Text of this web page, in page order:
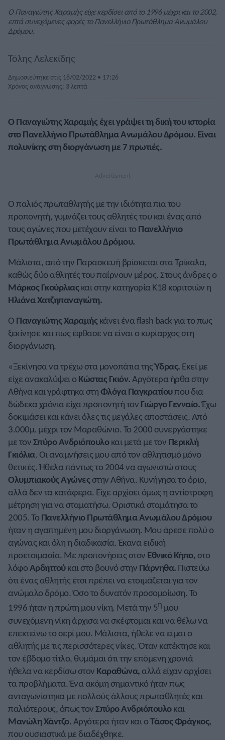
Ο Παναγιώτης Χαραμής είχε κερδίσει από το 1996 μέχρι και το 2002,
επτά συνεχόμενες φορές το Πανελλήνιο Πρωτάθλημα Ανωμάλου
Δρόμου.
Τόλης Λελεκίδης
Δημοσιεύτηκε στις 18/02/2022 • 17:26
Χρόνος ανάγνωσης: 3 λεπτά
Ο Παναγιώτης Χαραμής έχει γράψει τη δική του ιστορία
στο Πανελλήνιο Πρωτάθλημα Ανωμάλου Δρόμου. Είναι
πολυνίκης στη διοργάνωση με 7 πρωτιές.
Ο παλιός πρωταθλητής με την ιδιότητα πια του
προπονητή, γυμνάζει τους αθλητές του και ένας από
τους αγώνες που μετέχουν είναι το Πανελλήνιο
Πρωτάθλημα Ανωμάλου Δρόμου.
Μάλιστα, από την Παρασκευή βρίσκεται στα Τρίκαλα,
καθώς δύο αθλητές του παίρνουν μέρος. Στους άνδρες ο
Μάρκος Γκούρλιαςκαι στην κατηγορία Κ18 κοριτσιών η
Ηλιάνα Χατζηπαναγιώτη.
Ο Παναγιώτης Χαραμήςκάνει ένα flash back για το πως
ξεκίνησε και πως έφθασε να είναι ο κυρίαρχος στη
διοργάνωση.
«Ξεκίνησα να τρέχω στα μονοπάτια τηςΎδρας. Εκεί με
είχε ανακαλύψει ο Κώστας Γκιόν.Αργότερα ήρθα στην
Αθήνα και γράφτηκα στηΦλόγα Παγκρατίουπου δια
δώδεκα χρόνια είχα προπονητή τον Γιώργο Γενναίο.Έχω
δοκιμάσει και κάνει όλες τις μεγάλες αποστάσεις. Από
3.000μ. μέχρι τον Μαραθώνιο. Το 2000 συνεργάστηκε
με τονΣπύρο Ανδριόπουλοκαι μετά με τον Περικλή
Γκιόλια. Οι αναμνήσεις μου από τον αθλητισμό μόνο
θετικές. Ήθελα πάντως το 2004 να αγωνιστώ στους
Ολυμπιακούς Αγώνεςστην Αθήνα. Κυνήγησα το όριο,
αλλά δεν τα κατάφερα. Είχε αρχίσει όμως η αντίστροφη
μέτρηση για να σταματήσω. Οριστικά σταμάτησα το
2005. Το Πανελλήνιο Πρωτάθλημα Ανωμάλου Δρόμου
ήταν η αγαπημένη μου διοργάνωση. Μου άρεσε πολύ ο
αγώνας και όλη η διαδικασία. Έκανα ειδική
προετοιμασία. Με προπονήσεις στον Εθνικό Κήπο, στο
λόφοΑρδηττούκαι στο βουνό στην Πάρνηθα. Πιστεύω
ότι ένας αθλητής έτσι πρέπει να ετοιμάζεται για τον
ανώμαλο δρόμο. Όσο το δυνατόν προσομοίωση. Το
1996 ήταν η πρώτη μου νίκη. Μετά την 5η μου
συνεχόμενη νίκη άρχισα να σκέφτομαι και να θέλω να
επεκτείνω το σερί μου. Μάλιστα, ήθελε να είμαι ο
αθλητής με τις περισσότερες νίκες. Όταν κατέκτησε και
τον έβδομο τίτλο, θυμάμαι ότι την επόμενη χρονιά
ήθελα να κερδίσω στον Καραθώνα, αλλά είχαν αρχίσει
τα προβλήματα. Ένα ακόμη σημαντικό ήταν πως
ανταγωνίστηκα με πολλούς άλλους πρωταθλητές και
παλιότερους, όπως τονΣπύρο Ανδριόπουλοκαι
Μανώλη Χάντζο.Αργότερα ήταν και οΤάσος Φράγκος,
που ουσιαστικά με διαδέχθηκε.